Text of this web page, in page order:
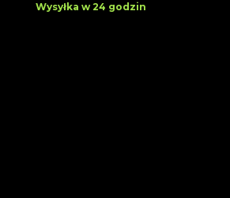
Wysyłka w 24 godzin